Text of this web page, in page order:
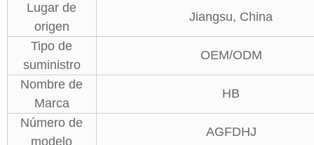
Lugar de
origen
Jiangsu, China
Tipo de
suministro
OEM/ODM
Nombre de
Marca
HB
Número de
modelo
AGFDHJ